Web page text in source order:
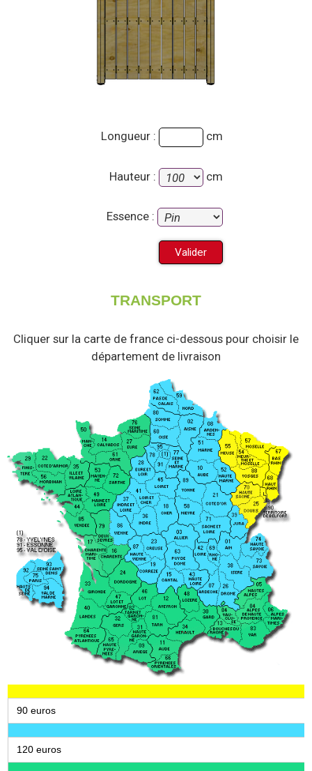
Longueur : cm
Hauteur : cm
Essence :
TRANSPORT
Cliquer sur la carte de france ci-dessous pour choisir le
département de livraison
90 euros
120 euros